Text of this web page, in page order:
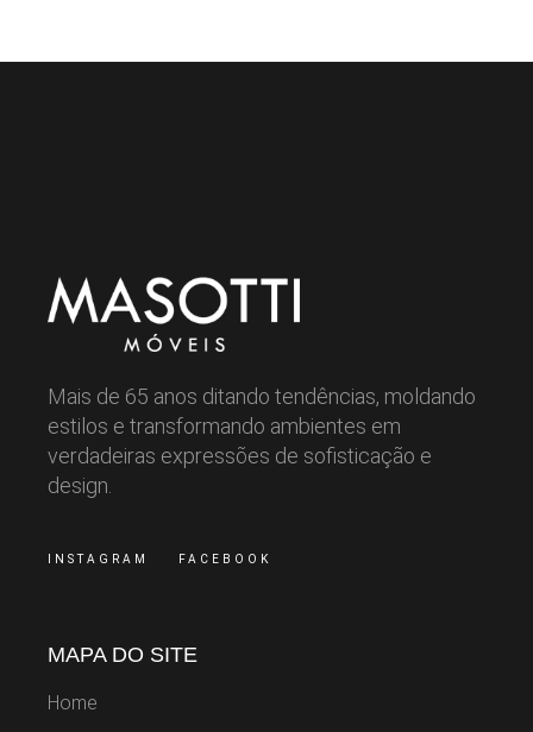
Mais de 65 anos ditando tendências, moldando
estilos e transformando ambientes em
verdadeiras expressões de sofisticação e
design.
INSTAGRAM FACEBOOK
MAPA DO SITE
Home